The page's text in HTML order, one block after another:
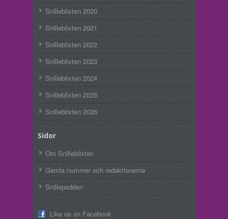
Snilleblixten 2020
Snilleblixten 2021
Snilleblixten 2022
Snilleblixten 2023
Snilleblixten 2024
Snilleblixten 2025
Snilleblixten 2026
Sidor
Om Snilleblixten
Gamla nummer och redaktionerna
Snillepodden
Like us on Facebook